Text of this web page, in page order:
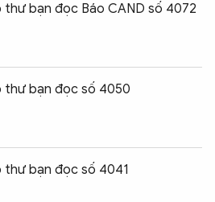
thư bạn đọc Báo CAND số 4072
thư bạn đọc số 4050
thư bạn đọc số 4041